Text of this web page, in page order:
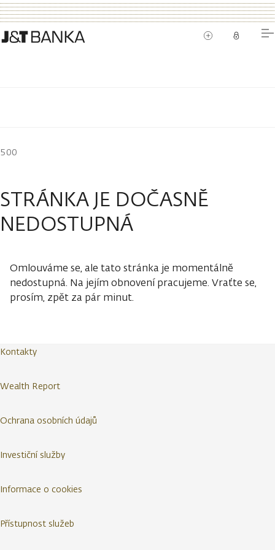
500
STRÁNKA JE DOČASNĚ
NEDOSTUPNÁ
Omlouváme se, ale tato stránka je momentálně
nedostupná. Na jejím obnovení pracujeme. Vraťte se,
prosím, zpět za pár minut.
Kontakty
Wealth Report
Ochrana osobních údajů
Investiční služby
Informace o cookies
Přístupnost služeb